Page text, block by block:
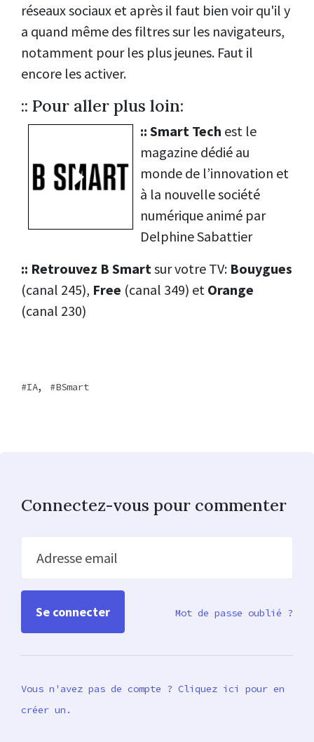
réseaux sociaux et après il faut bien voir qu'il y
a quand même des filtres sur les navigateurs,
notamment pour les plus jeunes. Faut il
encore les activer.
:: Pour aller plus loin:
:: Smart Tech est le
magazine dédié au
monde de l’innovation et
à la nouvelle société
numérique animé par
Delphine Sabattier
:: Retrouvez B Smart sur votre TV: Bouygues
(canal 245), Free (canal 349) et Orange
(canal 230)
IA, BSmart
Connectez-vous pour commenter
Adresse email
Mot de passe oublié ?
Vous n'avez pas de compte ? Cliquez ici pour en
créer un.